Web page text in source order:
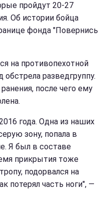
пройдут 20-27
Об истории бойца
фонда "Повернись
на противопехотной
разведгруппу.
после чего ему
года. Одна из наших
зону, попала в
Я был в составе
прикрытия тоже
подорвался на
потерял часть ноги", —